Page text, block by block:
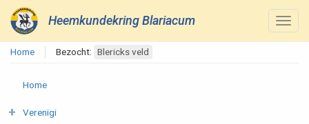
Heemkundekring Blariacum
Home Bezocht: Blericks veld
Home
Verenigi